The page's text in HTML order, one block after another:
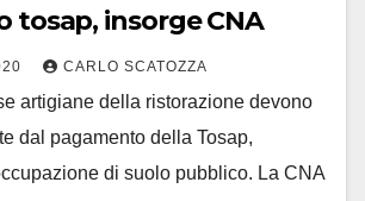
tosap, insorge CNA
CARLO SCATOZZA
artigiane della ristorazione devono
dal pagamento della Tosap,
di suolo pubblico. La CNA